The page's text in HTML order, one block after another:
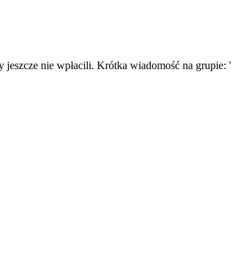
nie wpłacili. Krótka wiadomość na